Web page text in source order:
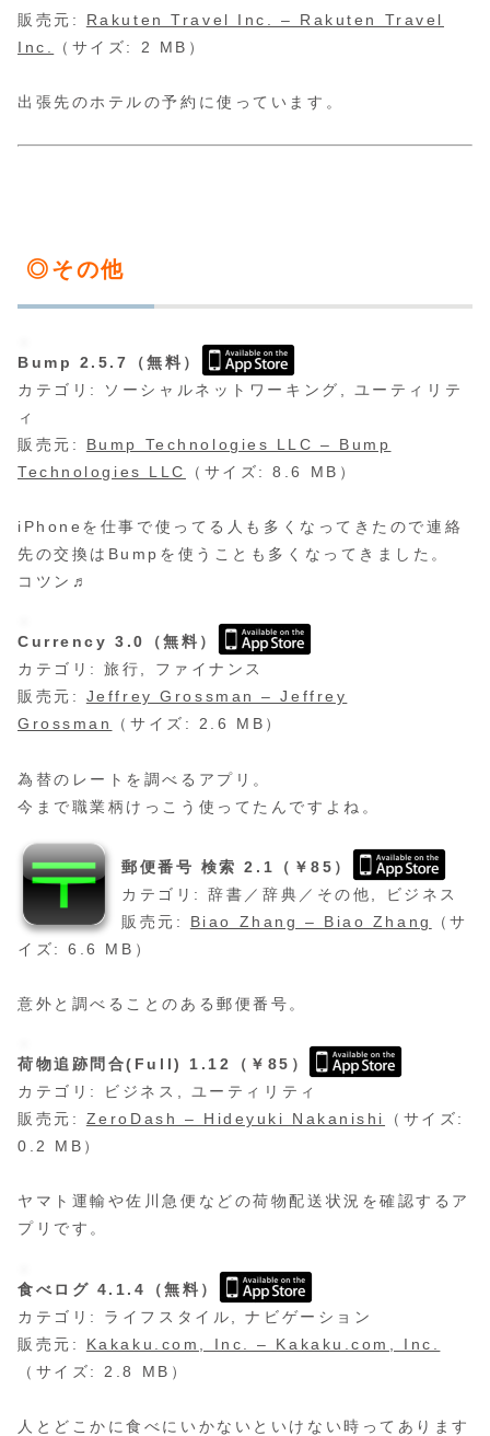
販売元: Rakuten Travel Inc. – Rakuten Travel
Inc.
（サイズ: 2 MB）
出張先のホテルの予約に使っています。
◎その他
Bump 2.5.7（無料）
カテゴリ: ソーシャルネットワーキング, ユーティリテ
ィ
販売元: Bump Technologies LLC – Bump
Technologies LLC
（サイズ: 8.6 MB）
iPhoneを仕事で使ってる人も多くなってきたので連絡
先の交換はBumpを使うことも多くなってきました。
コツン♬
Currency 3.0（無料）
カテゴリ: 旅行, ファイナンス
販売元: Jeffrey Grossman – Jeffrey
Grossman
（サイズ: 2.6 MB）
為替のレートを調べるアプリ。
今まで職業柄けっこう使ってたんですよね。
郵便番号 検索 2.1（￥85）
カテゴリ: 辞書／辞典／その他, ビジネス
販売元: Biao Zhang – Biao Zhang
（サ
イズ: 6.6 MB）
意外と調べることのある郵便番号。
荷物追跡問合(Full) 1.12（￥85）
カテゴリ: ビジネス, ユーティリティ
販売元: ZeroDash – Hideyuki Nakanishi
（サイズ:
0.2 MB）
ヤマト運輸や佐川急便などの荷物配送状況を確認するア
プリです。
食べログ 4.1.4（無料）
カテゴリ: ライフスタイル, ナビゲーション
販売元: Kakaku.com, Inc. – Kakaku.com, Inc.
（サイズ: 2.8 MB）
人とどこかに食べにいかないといけない時ってあります